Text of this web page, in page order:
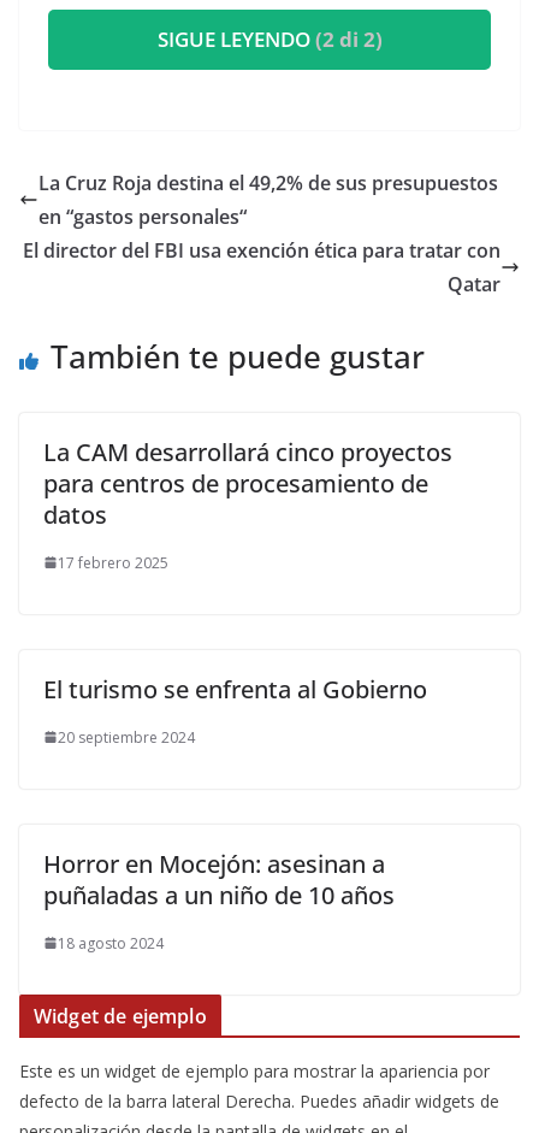
SIGUE LEYENDO(2 di 2)
La Cruz Roja destina el 49,2% de sus presupuestos
en “gastos personales“
El director del FBI usa exención ética para tratar con
Qatar
También te puede gustar
La CAM desarrollará cinco proyectos
para centros de procesamiento de
datos
17 febrero 2025
El turismo se enfrenta al Gobierno
20 septiembre 2024
Horror en Mocejón: asesinan a
puñaladas a un niño de 10 años
18 agosto 2024
Widget de ejemplo
Este es un widget de ejemplo para mostrar la apariencia por
defecto de la barra lateral Derecha. Puedes añadir widgets de